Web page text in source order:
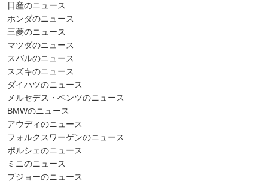
日産のニュース
ホンダのニュース
三菱のニュース
マツダのニュース
スバルのニュース
スズキのニュース
ダイハツのニュース
メルセデス・ベンツのニュース
BMWのニュース
アウディのニュース
フォルクスワーゲンのニュース
ポルシェのニュース
ミニのニュース
プジョーのニュース